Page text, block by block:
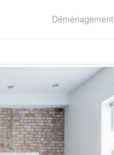
Déménagement